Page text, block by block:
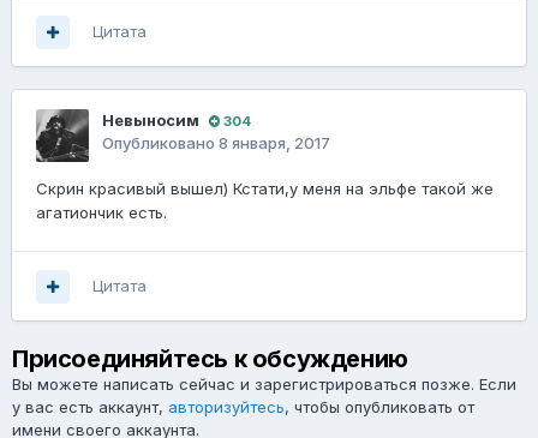
Цитата
Невыносим 304
Опубликовано 8 января, 2017
Скрин красивый вышел) Кстати,у меня на эльфе такой же
агатиончик есть.
Цитата
Присоединяйтесь к обсуждению
Вы можете написать сейчас и зарегистрироваться позже. Если
у вас есть аккаунт, авторизуйтесь, чтобы опубликовать от
имени своего аккаунта.